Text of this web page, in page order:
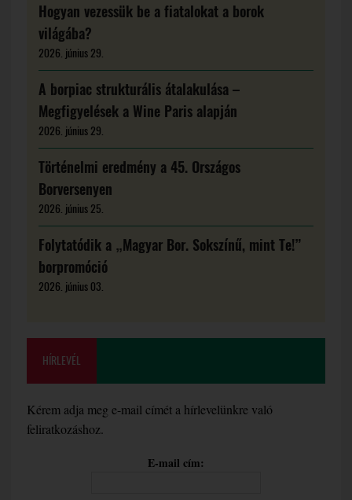
Hogyan vezessük be a fiatalokat a borok
világába?
2026. június 29.
A borpiac strukturális átalakulása –
Megfigyelések a Wine Paris alapján
2026. június 29.
Történelmi eredmény a 45. Országos
Borversenyen
2026. június 25.
Folytatódik a „Magyar Bor. Sokszínű, mint Te!”
borpromóció
2026. június 03.
HÍRLEVÉL
Kérem adja meg e-mail címét a hírlevelünkre való
feliratkozáshoz.
E-mail cím: